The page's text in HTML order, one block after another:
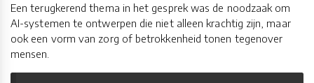
Een terugkerend thema in het gesprek was de noodzaak om
AI-systemen te ontwerpen die niet alleen krachtig zijn, maar
ook een vorm van zorg of betrokkenheid tonen tegenover
mensen.